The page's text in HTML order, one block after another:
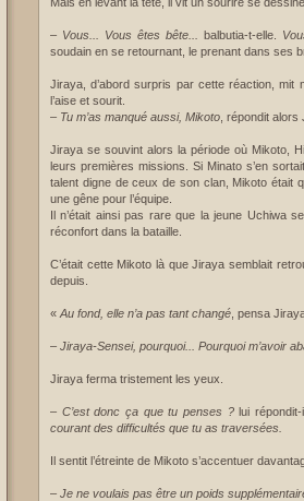
– Vous... Vous êtes bête... balbutia-t-elle.
soudain en se retournant, le prenant dans ses
Jiraya, d’abord surpris par cette réaction, mit
l’aise et sourit.
– Tu m’as manqué aussi, Mikoto , répondit alors
Jiraya se souvint alors la période où Mikoto,
leurs premières missions. Si Minato s’en
talent digne de ceux de son clan, Mikoto était
une gêne pour l’équipe.
Il n’était ainsi pas rare que la jeune Uchiwa
réconfort dans la bataille.
C’était cette Mikoto là que Jiraya semblait
depuis.
« Au fond, elle n’a pas tant changé , pensa
– Jiraya-Sensei, pourquoi... Pourquoi m’avoir
Jiraya ferma tristement les yeux.
– C’est donc ça que tu penses ?lui
courant des difficultés que tu as traversées.
Il sentit l’étreinte de Mikoto s’accentuer
– Je ne voulais pas être un poids